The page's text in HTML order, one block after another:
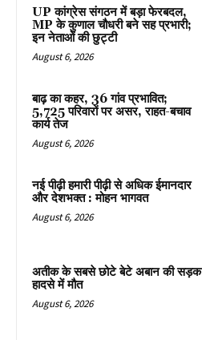
UP कांग्रेस संगठन में बड़ा फेरबदल,
MP के कुणाल चौधरी बने सह प्रभारी;
इन नेताओं की छुट्टी
August 6, 2026
बाढ़ का कहर, 36 गांव प्रभावित;
5,725 परिवारों पर असर, राहत-बचाव
कार्य तेज
August 6, 2026
नई पीढ़ी हमारी पीढ़ी से अधिक ईमानदार
और देशभक्त : मोहन भागवत
August 6, 2026
अतीक के सबसे छोटे बेटे अबान की सड़क
हादसे में मौत
August 6, 2026